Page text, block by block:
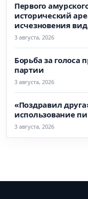
Первого
исторический
исчезновения
3 августа, 2026
Борьба за голоса
партии
3 августа, 2026
«Поздравил
использование
3 августа, 2026